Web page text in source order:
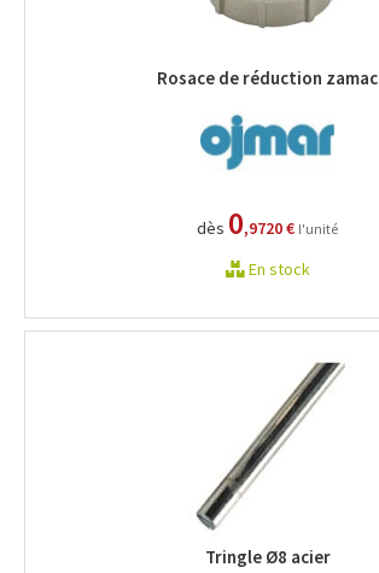
Rosace de réduction zamac
dès 0,9720 € l'unité
En stock
Tringle Ø8 acier